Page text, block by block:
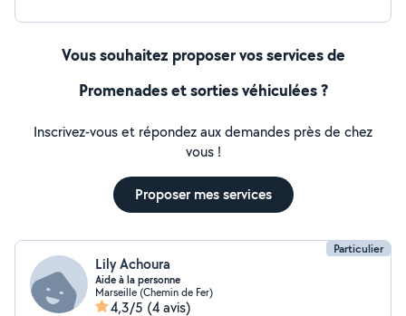
Vous souhaitez proposer vos services de
Promenades et sorties véhiculées ?
Inscrivez-vous et répondez aux demandes près de chez
vous !
Proposer mes services
Particulier
Lily Achoura
Aide à la personne
Marseille (Chemin de Fer)
4,3/5 (4 avis)